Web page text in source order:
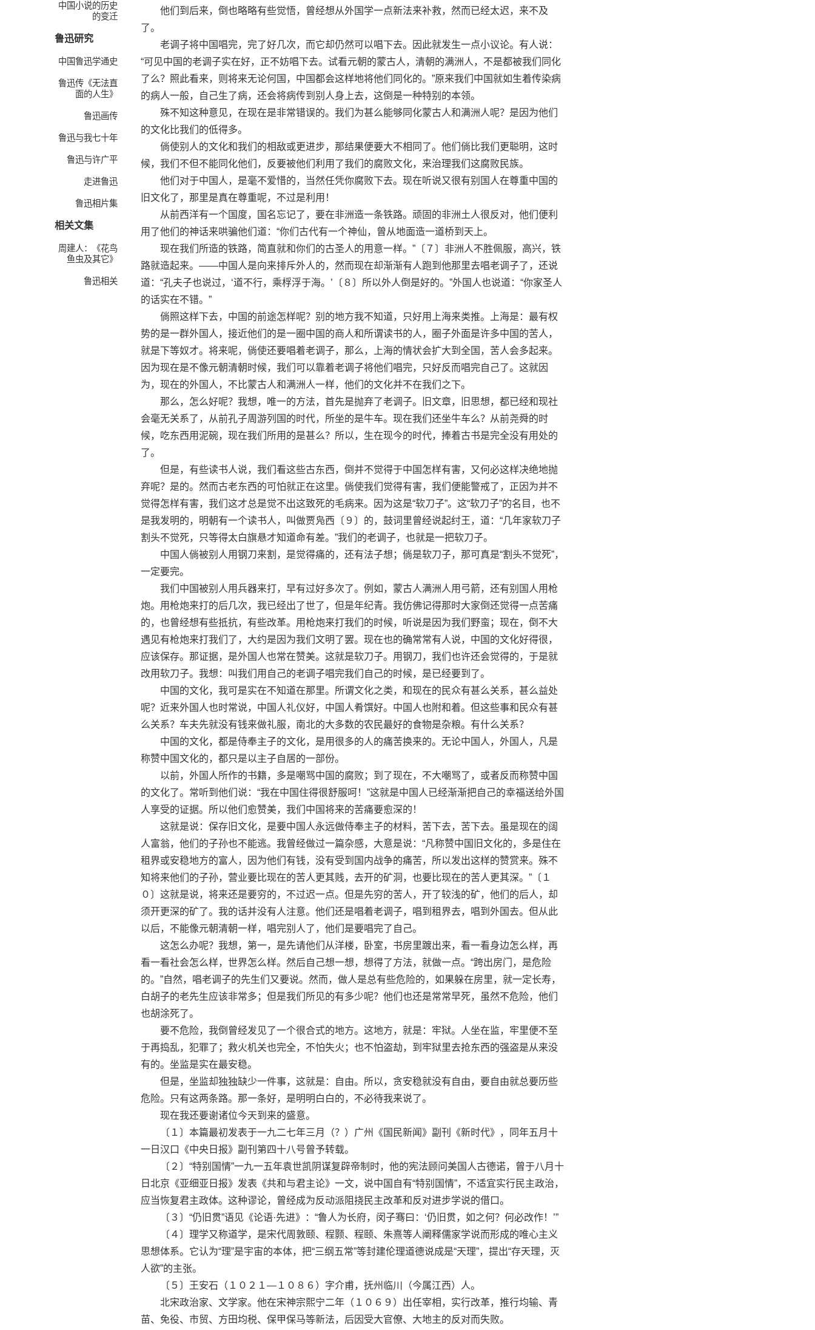
中国小说的历史
的变迁
鲁迅研究
中国鲁迅学通史
鲁迅传《无法直
面的人生》
鲁迅画传
鲁迅与我七十年
鲁迅与许广平
走进鲁迅
鲁迅相片集
相关文集
周建人：《花鸟
鱼虫及其它》
鲁迅相关
他们到后来，倒也略略有些觉悟，曾经想从外国学一点新法来补救，然而已经太迟，来不及
了。
老调子将中国唱完，完了好几次，而它却仍然可以唱下去。因此就发生一点小议论。有人说：
“可见中国的老调子实在好，正不妨唱下去。试看元朝的蒙古人，清朝的满洲人，不是都被我们同化
了么？照此看来，则将来无论何国，中国都会这样地将他们同化的。”原来我们中国就如生着传染病
的病人一般，自己生了病，还会将病传到别人身上去，这倒是一种特别的本领。
殊不知这种意见，在现在是非常错误的。我们为甚么能够同化蒙古人和满洲人呢？是因为他们
的文化比我们的低得多。
倘使别人的文化和我们的相敌或更进步，那结果便要大不相同了。他们倘比我们更聪明，这时
候，我们不但不能同化他们，反要被他们利用了我们的腐败文化，来治理我们这腐败民族。
他们对于中国人，是毫不爱惜的，当然任凭你腐败下去。现在听说又很有别国人在尊重中国的
旧文化了，那里是真在尊重呢，不过是利用！
从前西洋有一个国度，国名忘记了，要在非洲造一条铁路。顽固的非洲土人很反对，他们便利
用了他们的神话来哄骗他们道：“你们古代有一个神仙，曾从地面造一道桥到天上。
现在我们所造的铁路，简直就和你们的古圣人的用意一样。”〔７〕非洲人不胜佩服，高兴，铁
路就造起来。——中国人是向来排斥外人的，然而现在却渐渐有人跑到他那里去唱老调子了，还说
道：“孔夫子也说过，‘道不行，乘桴浮于海。’〔８〕所以外人倒是好的。”外国人也说道：“你家圣人
的话实在不错。”
倘照这样下去，中国的前途怎样呢？别的地方我不知道，只好用上海来类推。上海是：最有权
势的是一群外国人，接近他们的是一圈中国的商人和所谓读书的人，圈子外面是许多中国的苦人，
就是下等奴才。将来呢，倘使还要唱着老调子，那么，上海的情状会扩大到全国，苦人会多起来。
因为现在是不像元朝清朝时候，我们可以靠着老调子将他们唱完，只好反而唱完自己了。这就因
为，现在的外国人，不比蒙古人和满洲人一样，他们的文化并不在我们之下。
那么，怎么好呢？我想，唯一的方法，首先是抛弃了老调子。旧文章，旧思想，都已经和现社
会毫无关系了，从前孔子周游列国的时代，所坐的是牛车。现在我们还坐牛车么？从前尧舜的时
候，吃东西用泥碗，现在我们所用的是甚么？所以，生在现今的时代，捧着古书是完全没有用处的
了。
但是，有些读书人说，我们看这些古东西，倒并不觉得于中国怎样有害，又何必这样决绝地抛
弃呢？是的。然而古老东西的可怕就正在这里。倘使我们觉得有害，我们便能警戒了，正因为并不
觉得怎样有害，我们这才总是觉不出这致死的毛病来。因为这是“软刀子”。这“软刀子”的名目，也不
是我发明的，明朝有一个读书人，叫做贾凫西〔９〕的，鼓词里曾经说起纣王，道：“几年家软刀子
割头不觉死，只等得太白旗悬才知道命有差。”我们的老调子，也就是一把软刀子。
中国人倘被别人用钢刀来割，是觉得痛的，还有法子想；倘是软刀子，那可真是“割头不觉死”，
一定要完。
我们中国被别人用兵器来打，早有过好多次了。例如，蒙古人满洲人用弓箭，还有别国人用枪
炮。用枪炮来打的后几次，我已经出了世了，但是年纪青。我仿佛记得那时大家倒还觉得一点苦痛
的，也曾经想有些抵抗，有些改革。用枪炮来打我们的时候，听说是因为我们野蛮；现在，倒不大
遇见有枪炮来打我们了，大约是因为我们文明了罢。现在也的确常常有人说，中国的文化好得很，
应该保存。那证据，是外国人也常在赞美。这就是软刀子。用钢刀，我们也许还会觉得的，于是就
改用软刀子。我想：叫我们用自己的老调子唱完我们自己的时候，是已经要到了。
中国的文化，我可是实在不知道在那里。所谓文化之类，和现在的民众有甚么关系，甚么益处
呢？近来外国人也时常说，中国人礼仪好，中国人肴馔好。中国人也附和着。但这些事和民众有甚
么关系？车夫先就没有钱来做礼服，南北的大多数的农民最好的食物是杂粮。有什么关系？
中国的文化，都是侍奉主子的文化，是用很多的人的痛苦换来的。无论中国人，外国人，凡是
称赞中国文化的，都只是以主子自居的一部份。
以前，外国人所作的书籍，多是嘲骂中国的腐败；到了现在，不大嘲骂了，或者反而称赞中国
的文化了。常听到他们说：“我在中国住得很舒服呵！”这就是中国人已经渐渐把自己的幸福送给外国
人享受的证据。所以他们愈赞美，我们中国将来的苦痛要愈深的！
这就是说：保存旧文化，是要中国人永远做侍奉主子的材料，苦下去，苦下去。虽是现在的阔
人富翁，他们的子孙也不能逃。我曾经做过一篇杂感，大意是说：“凡称赞中国旧文化的，多是住在
租界或安稳地方的富人，因为他们有钱，没有受到国内战争的痛苦，所以发出这样的赞赏来。殊不
知将来他们的子孙，营业要比现在的苦人更其贱，去开的矿洞，也要比现在的苦人更其深。”〔１
０〕这就是说，将来还是要穷的，不过迟一点。但是先穷的苦人，开了较浅的矿，他们的后人，却
须开更深的矿了。我的话并没有人注意。他们还是唱着老调子，唱到租界去，唱到外国去。但从此
以后，不能像元朝清朝一样，唱完别人了，他们是要唱完了自己。
这怎么办呢？我想，第一，是先请他们从洋楼，卧室，书房里踱出来，看一看身边怎么样，再
看一看社会怎么样，世界怎么样。然后自己想一想，想得了方法，就做一点。“跨出房门，是危险
的。”自然，唱老调子的先生们又要说。然而，做人是总有些危险的，如果躲在房里，就一定长寿，
白胡子的老先生应该非常多；但是我们所见的有多少呢？他们也还是常常早死，虽然不危险，他们
也胡涂死了。
要不危险，我倒曾经发见了一个很合式的地方。这地方，就是：牢狱。人坐在监，牢里便不至
于再捣乱，犯罪了；救火机关也完全，不怕失火；也不怕盗劫，到牢狱里去抢东西的强盗是从来没
有的。坐监是实在最安稳。
但是，坐监却独独缺少一件事，这就是：自由。所以，贪安稳就没有自由，要自由就总要历些
危险。只有这两条路。那一条好，是明明白白的，不必待我来说了。
现在我还要谢诸位今天到来的盛意。
〔１〕本篇最初发表于一九二七年三月（？）广州《国民新闻》副刊《新时代》，同年五月十
一日汉口《中央日报》副刊第四十八号曾予转载。
〔２〕“特别国情”一九一五年袁世凯阴谋复辟帝制时，他的宪法顾问美国人古德诺，曾于八月十
日北京《亚细亚日报》发表《共和与君主论》一文，说中国自有“特别国情”，不适宜实行民主政治，
应当恢复君主政体。这种谬论，曾经成为反动派阻挠民主改革和反对进步学说的借口。
〔３〕“仍旧贯”语见《论语·先进》：“鲁人为长府，闵子骞曰：‘仍旧贯，如之何？何必改作！’”
〔４〕理学又称道学，是宋代周敦颐、程颢、程颐、朱熹等人阐释儒家学说而形成的唯心主义
思想体系。它认为“理”是宇宙的本体，把“三纲五常”等封建伦理道德说成是“天理”，提出“存天理，灭
人欲”的主张。
〔５〕王安石（１０２１—１０８６）字介甫，抚州临川（今属江西）人。
北宋政治家、文学家。他在宋神宗熙宁二年（１０６９）出任宰相，实行改革，推行均输、青
苗、免役、市贸、方田均税、保甲保马等新法，后因受大官僚、大地主的反对而失败。